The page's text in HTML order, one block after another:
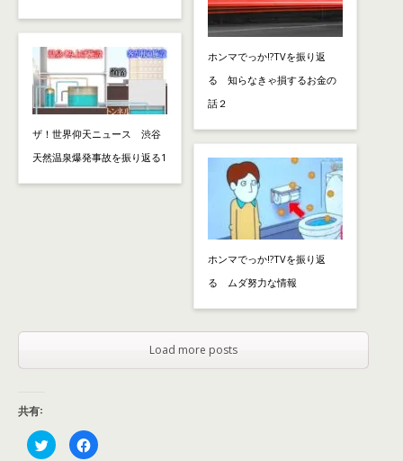
ザ！世界仰天ニュース 渋谷
天然温泉爆発事故を振り返る1
ホンマでっか!?TVを振り返
る 知らなきゃ損するお金の
話２
ホンマでっか!?TVを振り返
る ムダ努力な情報
Load more posts
共有:
ク
リ
F
a